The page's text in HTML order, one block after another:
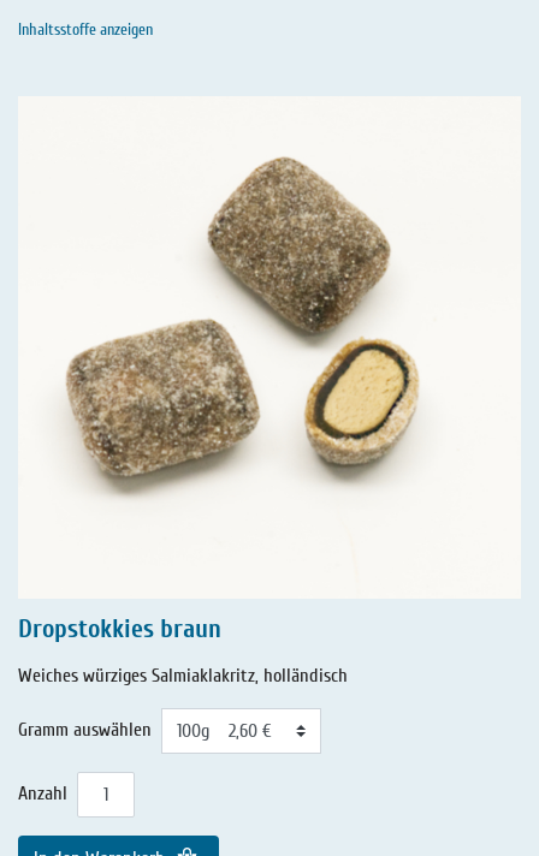
Inhaltsstoffe anzeigen
Dropstokkies braun
Weiches würziges Salmiaklakritz, holländisch
Gramm auswählen
Anzahl